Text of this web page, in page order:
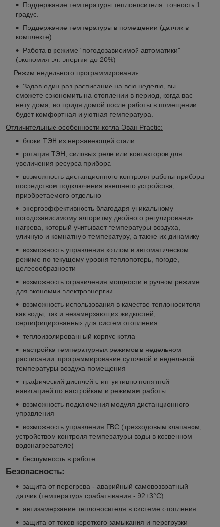
Поддержание температуры теплоносителя. точность 1
градус.
Поддержание температуры в помещении (датчик в
комплекте)
Работа в режиме "погодозависимой автоматики"
(экономия эл. энергии до 20%)
Режим недельного программирования
Задав один раз расписание на всю неделю, вы
сможете сэкономить на отоплении в период, когда вас
нету дома, но придя домой после работы в помещении
будет комфортная и уютная температура.
Отличительные особенности котла Эван Practic:
блоки ТЭН из нержавеющей стали
ротация ТЭН, силовых реле или контакторов для
увеличения ресурса прибора
возможность дистанционного контроля работы прибора
посредством подключения внешнего устройства,
приобретаемого отдельно
энергоэффективность благодаря уникальному
погодозависимому алгоритму двойного регулирования
нагрева, который учитывает температуры воздуха,
уличную и комнатную температуру, а также их динамику
возможность управления котлом в автоматическом
режиме по текущему уровня теплопотерь, погоде,
целесообразности
возможность ограничения мощности в ручном режиме
для экономии электроэнергии
возможность использования в качестве теплоносителя
как воды, так и незамерзающих жидкостей,
сертифицированных для систем отопления
теплоизолированный корпус котла
настройка температурных режимов в недельном
расписании, программирование суточной и недельной
температуры воздуха помещения
графический дисплей с интуитивно понятной
навигацией по настройкам и режимам работы
возможность подключения модуля дистанционного
управления
возможность управления ГВС (трехходовым клапаном,
устройством контроля температуры воды в косвенном
водонагревателе)
бесшумность в работе.
Безопасность:
защита от перегрева - аварийный самовозвратный
датчик (температура срабатывания - 92±3°С)
антизамерзание теплоносителя в системе отопления
защита от токов короткого замыкания и перегрузки